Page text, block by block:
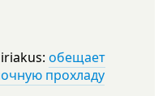
обещает
прохладу